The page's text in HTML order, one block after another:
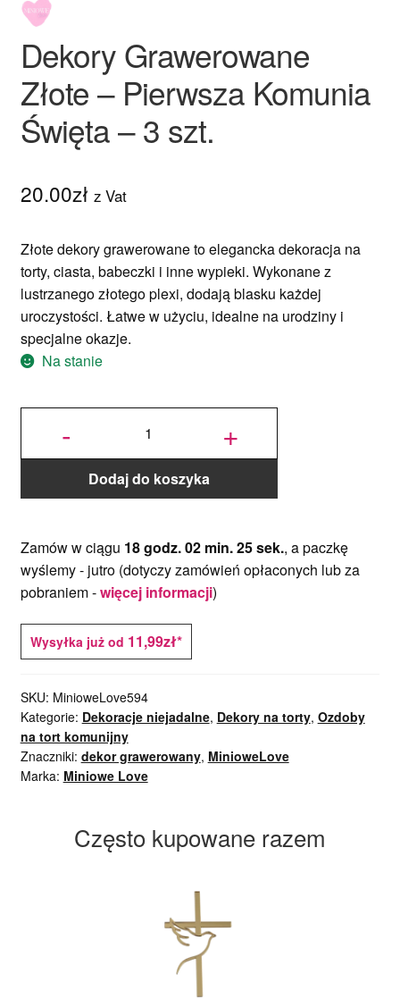
Nowości
Ozdoby na tort weselny
Dekory Grawerowane
Złote – Pierwsza Komunia
Święta – 3 szt.
20.00zł z Vat
Złote dekory grawerowane to elegancka dekoracja na
torty, ciasta, babeczki i inne wypieki. Wykonane z
lustrzanego złotego plexi, dodają blasku każdej
uroczystości. Łatwe w użyciu, idealne na urodziny i
specjalne okazje.
Na stanie
-
ilość Dekory
Pierwsza
Komunia
Święta - 3 szt. +
Dodaj do koszyka
Zamów w ciągu 18 godz. 02 min. 24 sek., a paczkę
wyślemy - jutro(dotyczy zamówień opłaconych lub za
pobraniem -więcej informacji)
Wysyłka już od 11,99zł*
SKU: MinioweLove594
Kategorie: Dekoracje niejadalne, Dekory na torty, Ozdoby
na tort komunijny
Znaczniki: dekor grawerowany, MinioweLove
Marka: Miniowe Love
Często kupowane razem